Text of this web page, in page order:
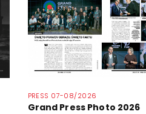
PRESS 07-08/2026
Grand Press Photo 2026